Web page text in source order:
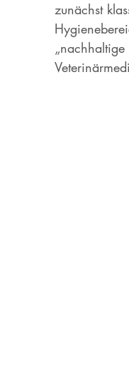
zunächst